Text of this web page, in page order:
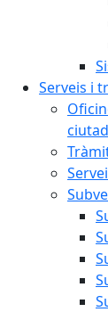
Serveis i